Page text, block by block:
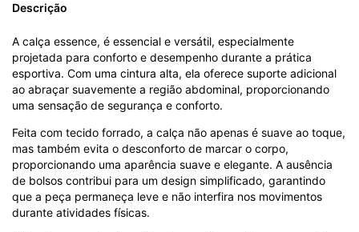
Descrição
A calça essence, é essencial e versátil, especialmente
projetada para conforto e desempenho durante a prática
esportiva. Com uma cintura alta, ela oferece suporte adicional
ao abraçar suavemente a região abdominal, proporcionando
uma sensação de segurança e conforto.
Feita com tecido forrado, a calça não apenas é suave ao toque,
mas também evita o desconforto de marcar o corpo,
proporcionando uma aparência suave e elegante. A ausência
de bolsos contribui para um design simplificado, garantindo
que a peça permaneça leve e não interfira nos movimentos
durante atividades físicas.